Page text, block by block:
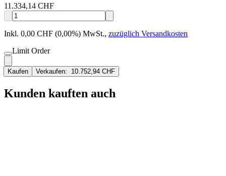
11.334,14 CHF
Inkl. 0,00 CHF (0,00%) MwSt., zuzüglich Versandkosten
Limit Order
Kaufen Verkaufen: 10.752,94 CHF
Kunden kauften auch